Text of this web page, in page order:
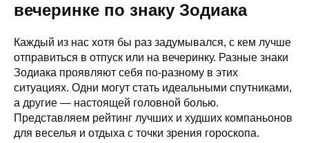
вечеринке по знаку Зодиака
Каждый из нас хотя бы раз задумывался, с кем лучше
отправиться в отпуск или на вечеринку. Разные знаки
Зодиака проявляют себя по-разному в этих
ситуациях. Одни могут стать идеальными спутниками,
а другие — настоящей головной болью.
Представляем рейтинг лучших и худших компаньонов
для веселья и отдыха с точки зрения гороскопа.